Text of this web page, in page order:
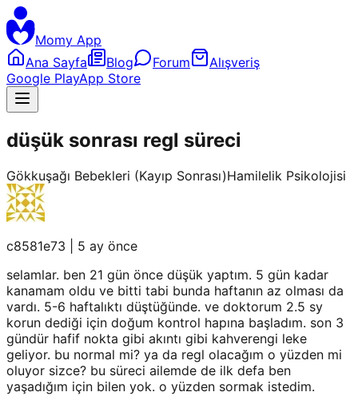
Momy App
Ana Sayfa
Blog Forum
Alışveriş
Google PlayApp Store
düşük sonrası regl süreci
Gökkuşağı Bebekleri (Kayıp Sonrası)Hamilelik Psikolojisi
c8581e73
5 ay önce
selamlar. ben 21 gün önce düşük yaptım. 5 gün kadar
kanamam oldu ve bitti tabi bunda haftanın az olması da
vardı. 5-6 haftalıktı düştüğünde. ve doktorum 2.5 sy
korun dediği için doğum kontrol hapına başladım. son 3
gündür hafif nokta gibi akıntı gibi kahverengi leke
geliyor. bu normal mi? ya da regl olacağım o yüzden mi
oluyor sizce? bu süreci ailemde de ilk defa ben
yaşadığım için bilen yok. o yüzden sormak istedim.